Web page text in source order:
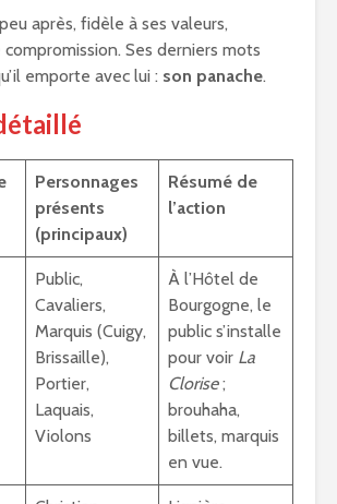
après, fidèle à ses valeurs,
Ses derniers mots
emporte avec lui : son panache.
Personnages
présents
(principaux)
Résumé de
l’action
Public,
Cavaliers,
Marquis (Cuigy,
Brissaille),
Portier,
Laquais,
Violons
À l’Hôtel de
Bourgogne, le
public s’installe
pour voir La
Clorise;
brouhaha,
billets, marquis
en vue.